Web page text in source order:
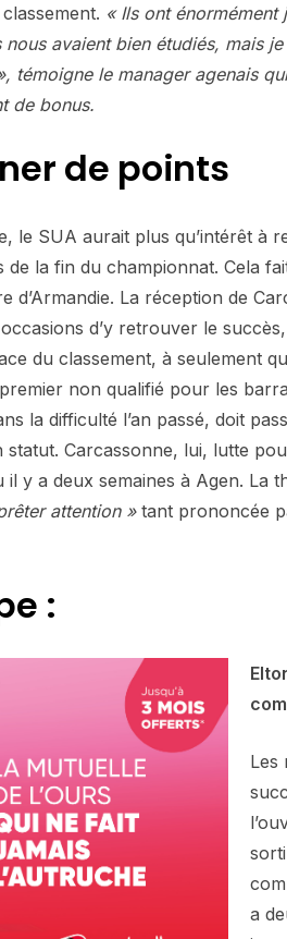
« Ils ont
nous avaient bien étudiés, mais
témoigne le manager agenais
de bonus.
de points
le SUA aurait plus qu’intérêt à
la fin du championnat. Cela fait
d’Armandie. La réception de
d’y retrouver le succès,
du classement, à seulement
non qualifié pour les
la difficulté l’an passé, doit
Carcassonne, lui, lutte
y a deux semaines à Agen. La
attention » tant prononcée
:
Les
a